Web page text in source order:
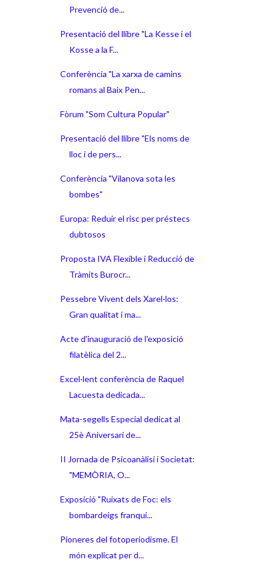
Prevenció de...
Presentació del llibre "La Kesse i el
Kosse a la F...
Conferència "La xarxa de camins
romans al Baix Pen...
Fòrum "Som Cultura Popular"
Presentació del llibre "Els noms de
lloc i de pers...
Conferència "Vilanova sota les
bombes"
Europa: Reduir el risc per préstecs
dubtosos
Proposta IVA Flexible i Reducció de
Tràmits Burocr...
Pessebre Vivent dels Xarel·los:
Gran qualitat i ma...
Acte d'inauguració de l'exposició
filatèlica del 2...
Excel·lent conferència de Raquel
Lacuesta dedicada...
Mata-segells Especial dedicat al
25è Aniversari de...
II Jornada de Psicoanàlisi i Societat:
"MEMÒRIA, O...
Exposició "Ruixats de Foc: els
bombardeigs franqui...
Pioneres del fotoperiodisme. El
món explicat per d...